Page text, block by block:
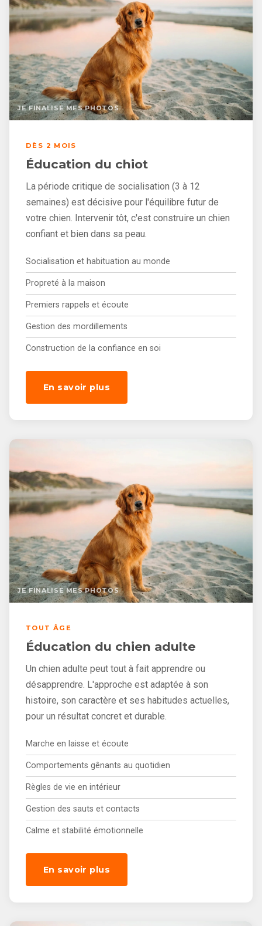
JE FINALISE MES PHOTOS
DÈS 2 MOIS
Éducation du chiot
La période critique de socialisation (3 à 12
semaines) est décisive pour l'équilibre futur de
votre chien. Intervenir tôt, c'est construire un chien
confiant et bien dans sa peau.
Socialisation et habituation au monde
Propreté à la maison
Premiers rappels et écoute
Gestion des mordillements
Construction de la confiance en soi
En savoir plus
JE FINALISE MES PHOTOS
TOUT ÂGE
Éducation du chien adulte
Un chien adulte peut tout à fait apprendre ou
désapprendre. L'approche est adaptée à son
histoire, son caractère et ses habitudes actuelles,
pour un résultat concret et durable.
Marche en laisse et écoute
Comportements gênants au quotidien
Règles de vie en intérieur
Gestion des sauts et contacts
Calme et stabilité émotionnelle
En savoir plus